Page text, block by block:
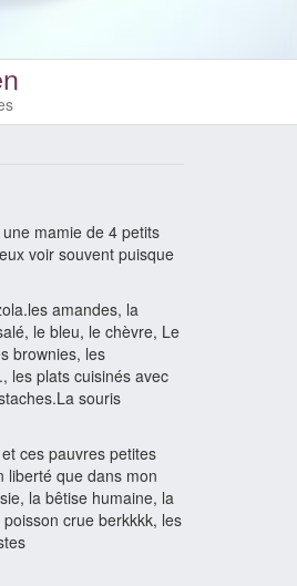
mamie de 4 petits
voir souvent puisque
amandes, la
le bleu, le chèvre, Le
brownies, les
les plats cuisinés avec
souris
ces pauvres petites
liberté que dans mon
la bêtise humaine, la
crue berkkkk, les